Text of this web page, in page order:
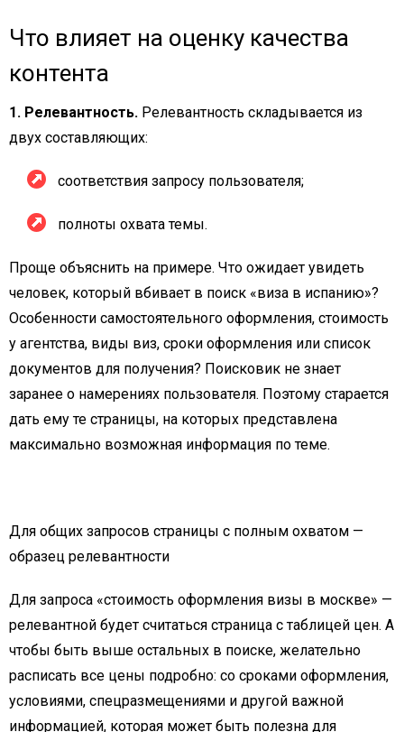
Что влияет на оценку качества
контента
1. Релевантность. Релевантность складывается из
двух составляющих:
соответствия запросу пользователя;
полноты охвата темы.
Проще объяснить на примере. Что ожидает увидеть
человек, который вбивает в поиск «виза в испанию»?
Особенности самостоятельного оформления, стоимость
у агентства, виды виз, сроки оформления или список
документов для получения? Поисковик не знает
заранее о намерениях пользователя. Поэтому старается
дать ему те страницы, на которых представлена
максимально возможная информация по теме.
Для общих запросов страницы с полным охватом —
образец релевантности
Для запроса «стоимость оформления визы в москве» —
релевантной будет считаться страница с таблицей цен. А
чтобы быть выше остальных в поиске, желательно
расписать все цены подробно: со сроками оформления,
условиями, спецразмещениями и другой важной
информацией, которая может быть полезна для